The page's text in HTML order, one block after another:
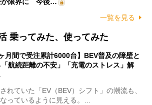
が限界に 今後…
一覧を見る
乗ってみた、使ってみた
ヶ月間で受注累計6000台】BEV普及の障壁と
航続距離の不安」「充電のストレス」解
れていた「EV（BEV）シフト」の潮流も、
っているように見える。…